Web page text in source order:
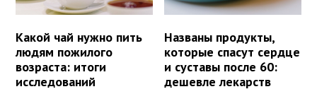
Какой чай нужно пить
людям пожилого
возраста: итоги
исследований
Названы продукты,
которые спасут сердце
и суставы после 60:
дешевле лекарств